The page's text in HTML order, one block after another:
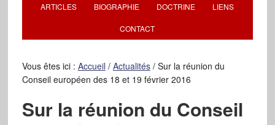
ARTICLES BIOGRAPHIE DOCTRINE LIENS
CONTACT
Vous êtes ici : Accueil / Actualités /Sur la réunion du
Conseil européen des 18 et 19 février 2016
Sur la réunion du Conseil